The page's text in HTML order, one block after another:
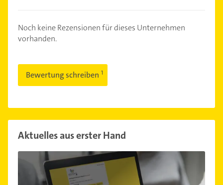
Noch keine Rezensionen für dieses Unternehmen
vorhanden.
Bewertung schreiben
Aktuelles aus erster Hand